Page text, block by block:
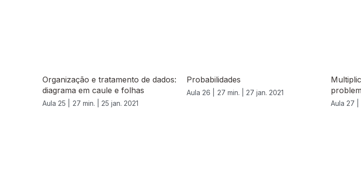
Organização e tratamento de dados:
diagrama em caule e folhas
Aula 25 | 27 min. | 25 jan. 2021
Probabilidades
Aula 26 | 27 min. | 27 jan. 2021
Aula 27 |